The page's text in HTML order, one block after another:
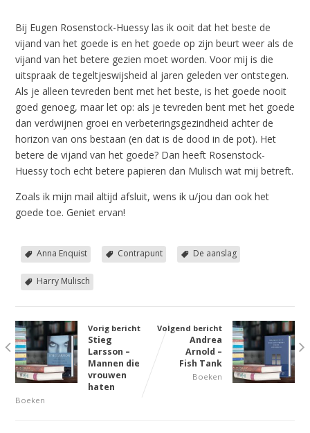
Bij Eugen Rosenstock-Huessy las ik ooit dat het beste de
vijand van het goede is en het goede op zijn beurt weer als de
vijand van het betere gezien moet worden. Voor mij is die
uitspraak de tegeltjeswijsheid al jaren geleden ver ontstegen.
Als je alleen tevreden bent met het beste, is het goede nooit
goed genoeg, maar let op: als je tevreden bent met het goede
dan verdwijnen groei en verbeteringsgezindheid achter de
horizon van ons bestaan (en dat is de dood in de pot). Het
betere de vijand van het goede? Dan heeft Rosenstock-
Huessy toch echt betere papieren dan Mulisch wat mij betreft.
Zoals ik mijn mail altijd afsluit, wens ik u/jou dan ook het
goede toe. Geniet ervan!
Anna Enquist Contrapunt De aanslag
Harry Mulisch
Vorig bericht
Stieg
Larsson –
Mannen die
vrouwen
haten
Boeken
Volgend bericht
Andrea
Arnold –
Fish Tank
Boeken